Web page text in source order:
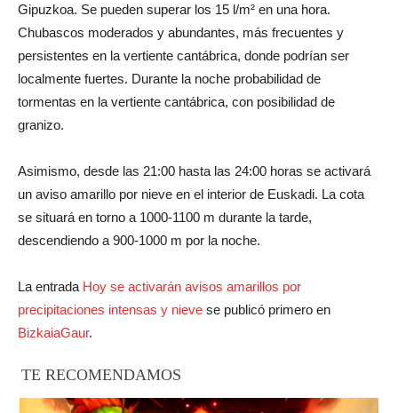
Gipuzkoa. Se pueden superar los 15 l/m² en una hora.
Chubascos moderados y abundantes, más frecuentes y
persistentes en la vertiente cantábrica, donde podrían ser
localmente fuertes. Durante la noche probabilidad de
tormentas en la vertiente cantábrica, con posibilidad de
granizo.
Asimismo, desde las 21:00 hasta las 24:00 horas se activará
un aviso amarillo por nieve en el interior de Euskadi. La cota
se situará en torno a 1000-1100 m durante la tarde,
descendiendo a 900-1000 m por la noche.
La entrada Hoy se activarán avisos amarillos por
precipitaciones intensas y nieve se publicó primero en
BizkaiaGaur.
TE RECOMENDAMOS